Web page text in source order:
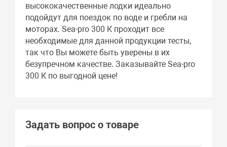
высококачественные лодки идеально
подойдут для поездок по воде и гребли на
моторах. Sea-pro 300 К проходит все
необходимые для данной продукции тесты,
так что Вы можете быть уверены в их
безупречном качестве. Заказывайте Sea-pro
300 К по выгодной цене!
Задать вопрос о товаре